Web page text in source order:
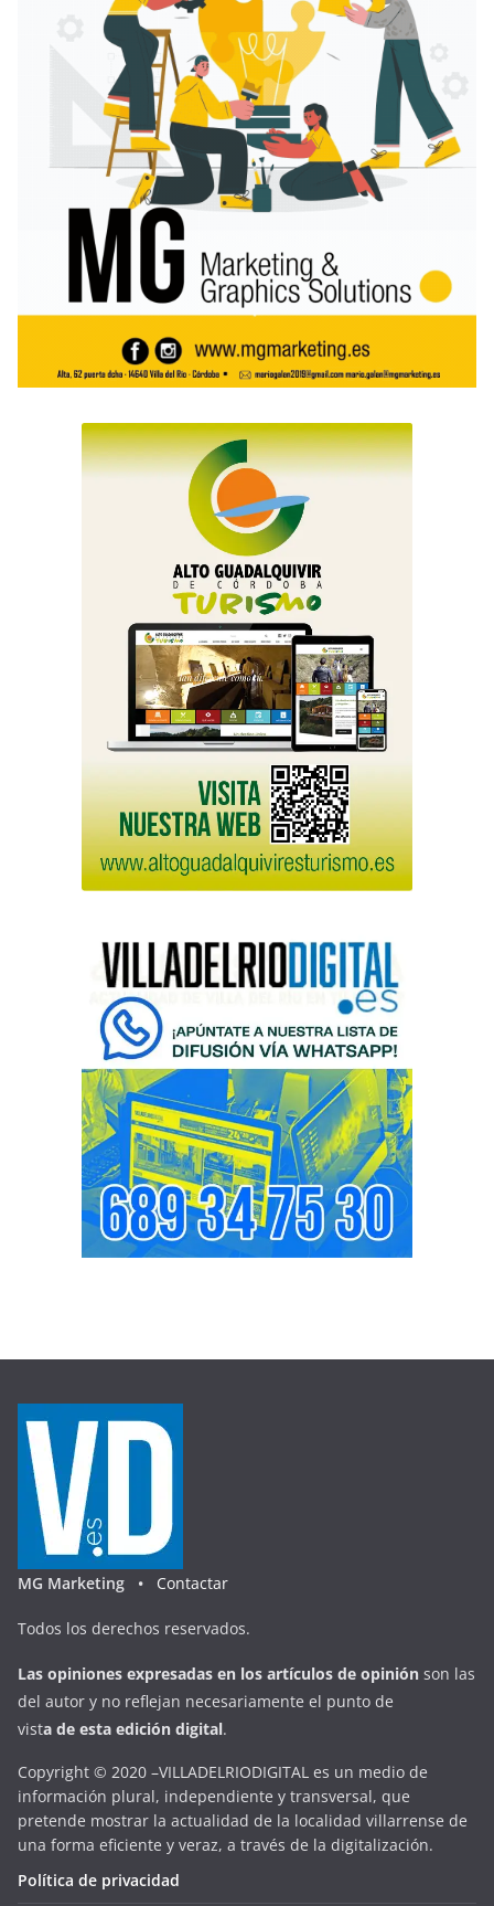
MG Marketing • Contactar
Todos los derechos reservados.
Las opiniones expresadas en los artículos de opinión son las
del autor y no reflejan necesariamente el punto de
vista de esta edición digital.
Copyright © 2020 –VILLADELRIODIGITAL es un medio de
información plural, independiente y transversal, que
pretende mostrar la actualidad de la localidad villarrense de
una forma eficiente y veraz, a través de la digitalización.
Política de privacidad